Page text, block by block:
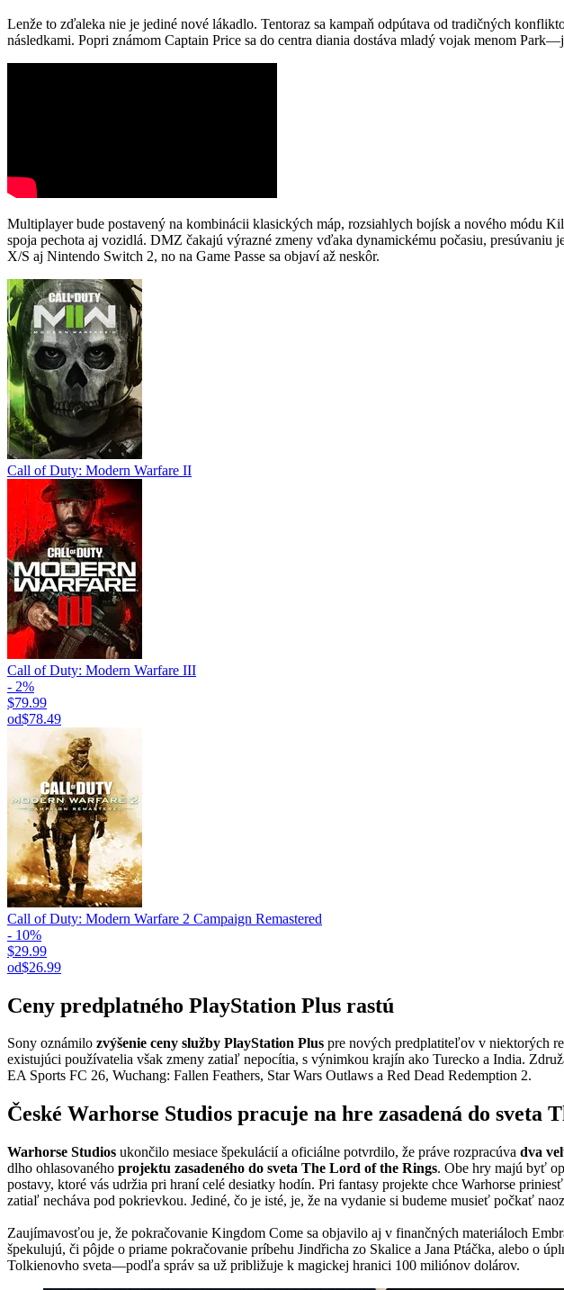
Lenže to zďaleka nie je jediné nové lákadlo. Tentoraz sa kampaň odpútava od tradičných
následkami. Popri známom Captain Price sa do centra diania dostáva mladý vojak menom
Multiplayer bude postavený na kombinácii klasických máp, rozsiahlych bojísk a nového módu
spoja pechota aj vozidlá. DMZ čakajú výrazné zmeny vďaka dynamickému počasiu, presúvaniu
X/S aj Nintendo Switch 2, no na Game Passe sa objaví až neskôr.
Call of Duty: Modern Warfare II
Call of Duty: Modern Warfare III
- 2%
$79.99
od$78.49
Call of Duty: Modern Warfare 2 Campaign Remastered
- 10%
$29.99
od$26.99
Ceny predplatného PlayStation Plus rastú
Sony oznámilo zvýšenie ceny služby PlayStation Plus pre nových predplatiteľov v niektorých
existujúci používatelia však zmeny zatiaľ nepocítia, s výnimkou krajín ako Turecko a India.
EA Sports FC 26, Wuchang: Fallen Feathers, Star Wars Outlaws a Red Dead Redemption 2.
České Warhorse Studios pracuje na hre zasadená do sveta
Warhorse Studios ukončilo mesiace špekulácií a oficiálne potvrdilo, že práve rozpracúva dva
dlho ohlasovaného projektu zasadeného do sveta The Lord of the Rings. Obe hry majú byť
postavy, ktoré vás udržia pri hraní celé desiatky hodín. Pri fantasy projekte chce Warhorse
zatiaľ necháva pod pokrievkou. Jediné, čo je isté, je, že na vydanie si budeme musieť počkať
Zaujímavosťou je, že pokračovanie Kingdom Come sa objavilo aj v finančných materiáloch
špekulujú, či pôjde o priame pokračovanie príbehu Jindřicha zo Skalice a Jana Ptáčka, alebo o
Tolkienovho sveta—podľa správ sa už približuje k magickej hranici 100 miliónov dolárov.